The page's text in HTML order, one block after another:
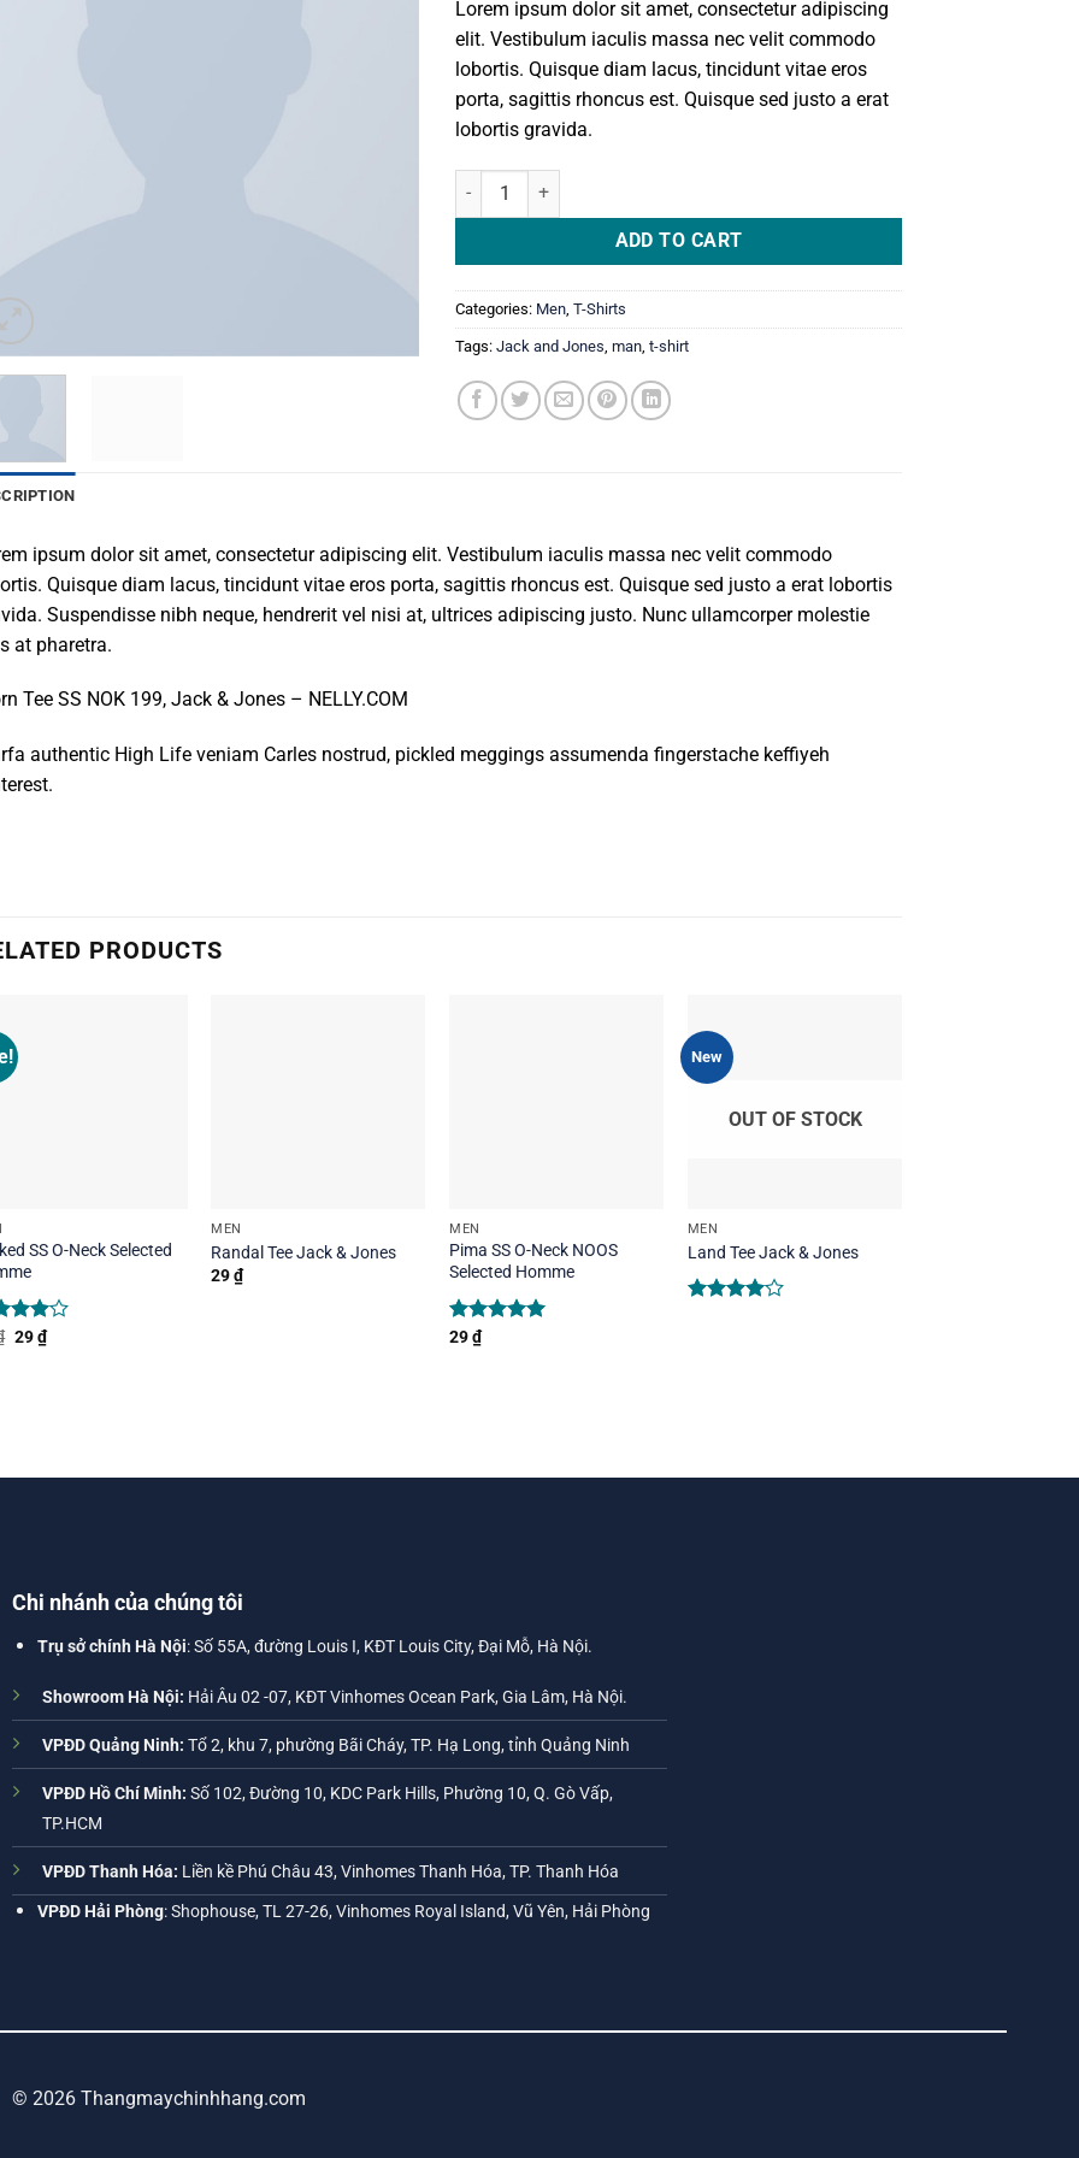
based
on
customer
ratings
Lorem ipsum dolor sit amet, consectetur adipiscing
elit. Vestibulum iaculis massa nec velit commodo
lobortis. Quisque diam lacus, tincidunt vitae eros
porta, sagittis rhoncus est. Quisque sed justo a erat
lobortis gravida.
Bjorn Tee SS Jack & Jones quantity
ADD TO CART
Categories: Men ,T-Shirts
Tags:Jack and Jones ,man ,t-shirt
ipsum dolor sit amet, consectetur adipiscing elit. Vestibulum iaculis massa nec velit commodo
Quisque diam lacus, tincidunt vitae eros porta, sagittis rhoncus est. Quisque sed justo a erat lobortis
Suspendisse nibh neque, hendrerit vel nisi at, ultrices adipiscing justo. Nunc ullamcorper molestie
at pharetra.
Tee SS NOK 199, Jack & Jones – NELLY.COM
authentic High Life veniam Carles nostrud, pickled meggings assumenda fingerstache keffiyeh
PRODUCTS
SS O-Neck Selected
Original
price
29₫Current
price
MEN
Randal Tee Jack & Jones
29₫
MEN
Pima SS O-Neck NOOS
Selected Homme
Rated
29₫
New
OUT OF STOCK
MEN
Land Tee Jack & Jones
Chi nhánh của chúng tôi
Trụ sở chính Hà Nội: Số 55A, đường Louis I, KĐT Louis City, Đại Mỗ, Hà Nội.
Showroom Hà Nội: Hải Âu 02 -07, KĐT Vinhomes Ocean Park, Gia Lâm, Hà Nội.
VPĐD Quảng Ninh: Tổ 2, khu 7, phường Bãi Cháy, TP. Hạ Long, tỉnh Quảng Ninh
VPĐD Hồ Chí Minh: Số 102, Đường 10, KDC Park Hills, Phường 10, Q. Gò Vấp,
TP.HCM
VPĐD Thanh Hóa: Liền kề Phú Châu 43, Vinhomes Thanh Hóa, TP. Thanh Hóa
VPĐD Hải Phòng: Shophouse, TL 27-26, Vinhomes Royal Island, Vũ Yên, Hải Phòng
© 2026 Thangmaychinhhang.com